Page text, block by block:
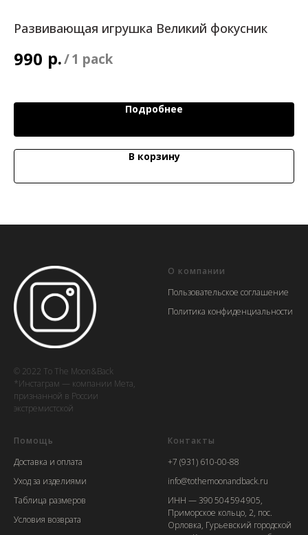
Развивающая игрушка Великий фокусник
990 р./1 pack
Подробнее
В корзину
© 2022 To The Moon&Back
*Инстаграм — компании Мета,
признанной в России
экстремистской
О компании
Пользовательское соглашение
Политика конфиденциальности
Помощь
Доставка и оплата
Уход за изделиями
Таблица размеров
Условия возврата
Контакты
+7 (931) 610-00-88
info@tothemoonandback.ru
ИНН — 390 504 594 905,
Приморское кольцо, 2, пос.
Орловка, Гурьевский городской